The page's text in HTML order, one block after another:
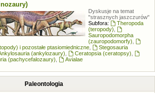
Dyskusje na temat
"strasznych jaszczurów"
Subfora:
Theropoda
(teropody)
Sauropodomorpha
(zauropodomorfy)
i pozostałe ptasiomiedniczne
Stegosauria
(ankylozaury) Ceratopsia (ceratopsy)
(pachycefalozaury)
Avialae
Paleontologia